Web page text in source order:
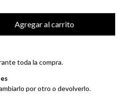
toda la compra.
por otro o devolverlo.